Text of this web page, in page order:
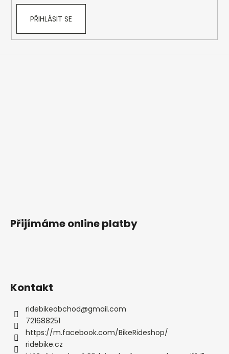
PŘIHLÁSIT SE
Přijímáme online platby
Kontakt
ridebikeobchod@gmail.com
721688251
https://m.facebook.com/BikeRideshop/
ridebike.cz